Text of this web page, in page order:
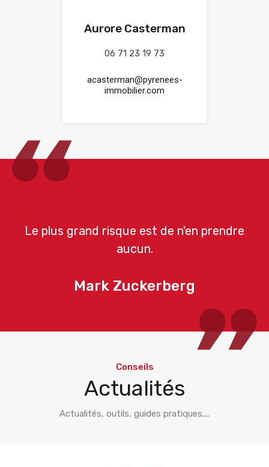
Aurore Casterman
06 71 23 19 73
acasterman@pyrenees-
immobilier.com
Le plus grand risque est de n'en prendre
aucun.
Mark Zuckerberg
Conseils
Actualités
Actualités, outils, guides pratiques....